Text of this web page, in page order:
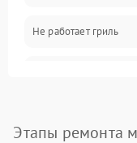
Не работает гриль
Этапы ремонта